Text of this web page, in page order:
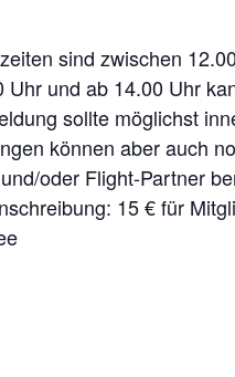
sind zwischen
Uhr und ab 14.00 Uhr
sollte möglichst
können aber auch
oder Flight-Partner
15 € für